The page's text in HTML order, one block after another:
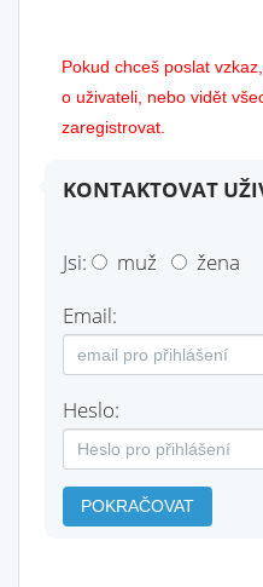
Pokud chceš poslat
o uživateli, nebo vidět
zaregistrovat.
KONTAKTOVAT
Jsi: muž
žena
Email:
Heslo:
POKRAČOVAT